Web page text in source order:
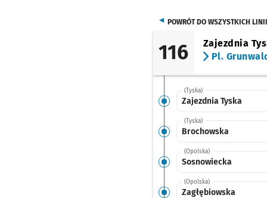
POWRÓT DO WSZYSTKICH LINII
116
Zajezdnia
Pl.
(Tyska)
Zajezdnia Tyska
(Tyska)
Brochowska
(Opolska)
Sosnowiecka
(Opolska)
Zagłębiowska